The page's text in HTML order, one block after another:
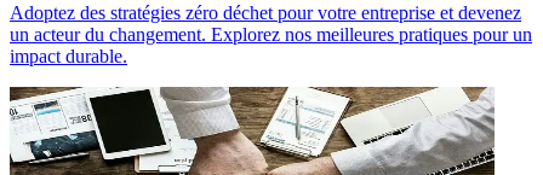
Adoptez des stratégies zéro déchet pour votre entreprise et devenez
un acteur du changement. Explorez nos meilleures pratiques pour un
impact durable.